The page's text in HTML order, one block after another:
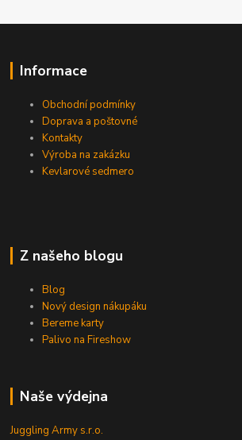
Informace
Obchodní podmínky
Doprava a poštovné
Kontakty
Výroba na zakázku
Kevlarové sedmero
Z našeho blogu
Blog
Nový design nákupáku
Bereme karty
Palivo na Fireshow
Naše výdejna
Juggling Army s.r.o.